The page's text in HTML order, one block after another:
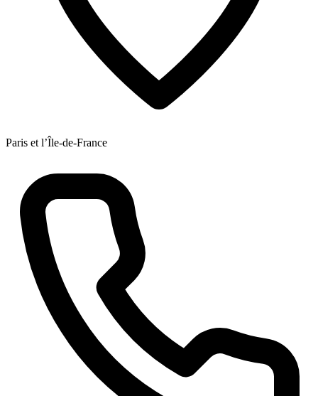
Paris et l’Île-de-France